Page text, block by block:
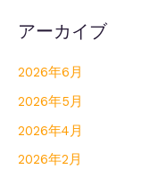
アーカイブ
2026年6月
2026年5月
2026年4月
2026年2月